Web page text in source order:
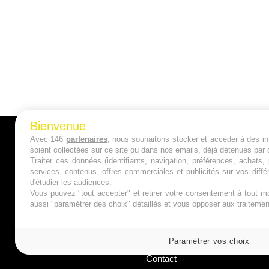
A PROPOS
Qui sommes nous ?
Mentions Légales
Politique de Cookies
Contact
Bienvenue
Avec 146 partenaires, nous souhaitons stocker et accéder à des
soient collectées sur ce site ou dans nos emails, déjà détenues
Traiter ces données (identifiants, navigation, préférences,
services, contenus, offres commerciales et publicités sur vos
d'étudier les audiences.
Vous pouvez "tout accepter" et retirer votre consentement à tout
aussi "paramétrer des choix" détaillés et vous opposer aux
Paramétrer vos choix